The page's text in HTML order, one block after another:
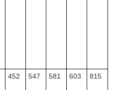
452 547 581 603 815